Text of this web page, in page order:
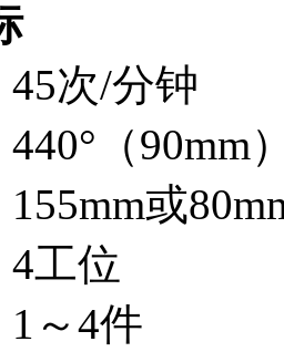
次/分钟
（90mm
或
工位
～4件